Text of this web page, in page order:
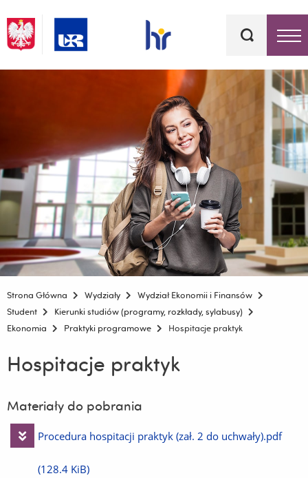
kluczowe
Strona Główna Wydziały
Wydział Ekonomii i Finansów
Student
Kierunki studiów (programy, rozkłady, sylabusy)
Ekonomia
Praktyki programowe Hospitacje praktyk
Hospitacje praktyk
Materiały do pobrania
Pobierz
plik
Procedura hospitacji praktyk (zał. 2 do uchwały).pdf
(128.4 KiB)